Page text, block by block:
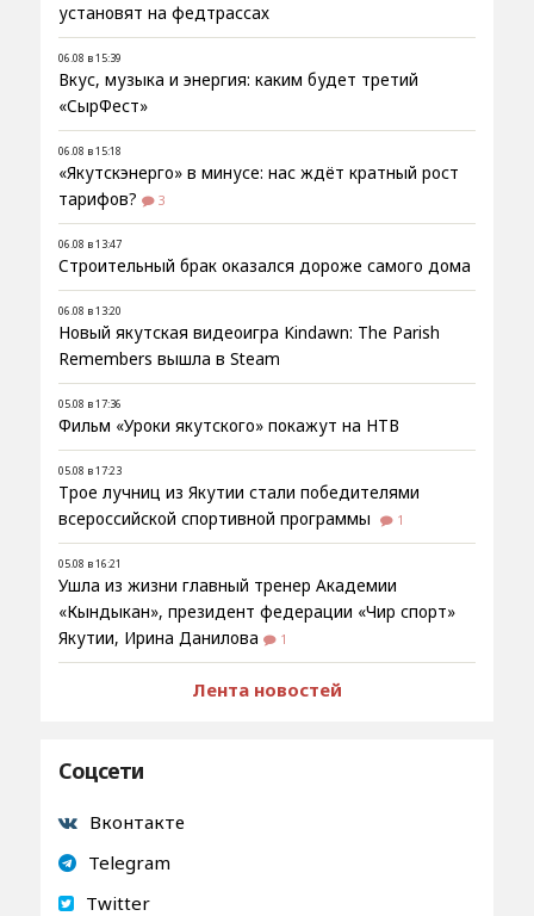
установят на федтрассах
06.08 в 15:39
Вкус, музыка и энергия: каким будет третий
«СырФест»
06.08 в 15:18
«Якутскэнерго» в минусе: нас ждёт кратный рост
тарифов?
3
06.08 в 13:47
Строительный брак оказался дороже самого дома
06.08 в 13:20
Новый якутская видеоигра Kindawn: The Parish
Remembers вышла в Steam
05.08 в 17:36
Фильм «Уроки якутского» покажут на НТВ
05.08 в 17:23
Трое лучниц из Якутии стали победителями
всероссийской спортивной программы
1
05.08 в 16:21
Ушла из жизни главный тренер Академии
«Кындыкан», президент федерации «Чир спорт»
Якутии, Ирина Данилова
1
Лента новостей
Соцсети
Вконтакте
Telegram
Twitter